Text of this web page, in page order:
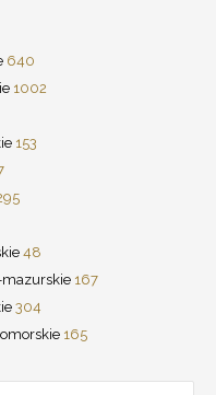
640
1002
153
48
167
304
165